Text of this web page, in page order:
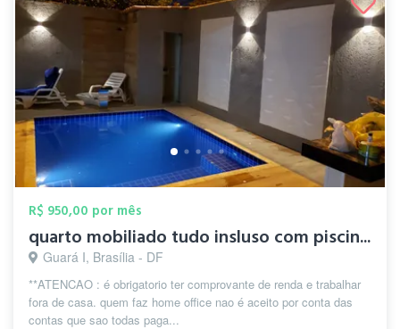
R$ 950,00 por mês
quarto mobiliado tudo insluso com piscin...
Guará I, Brasília - DF
**ATENCAO : é obrigatorio ter comprovante de renda e trabalhar
fora de casa. quem faz home office nao é aceito por conta das
contas que sao todas paga...